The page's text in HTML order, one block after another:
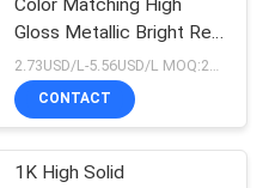
Color Matching High
Gloss Metallic Bright Red
Auto Repair Verf
2.73USD/L-5.56USD/L MOQ:200l
CONTACT
1K High Solid